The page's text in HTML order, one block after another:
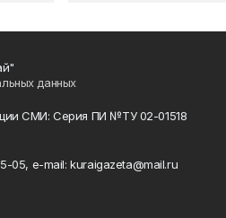
данных
СМИ: Серия ПИ №ТУ 02-01518
05, e-mail: kuraigazeta@mail.ru